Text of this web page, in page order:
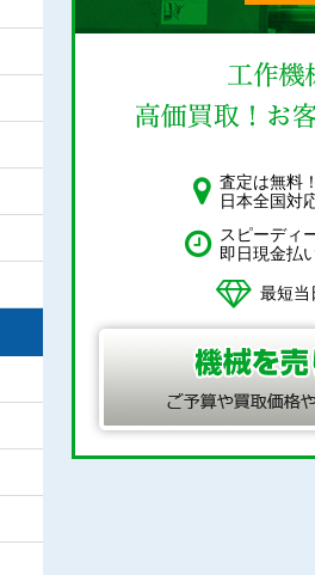
査定は無料
日本全国対
スピーディ
即日現金払
最短当